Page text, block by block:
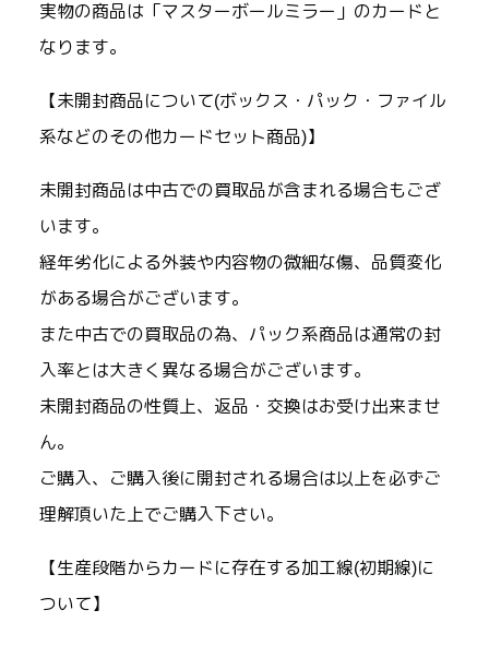
実物の商品は「マスターボールミラー」のカードと
なります。
【未開封商品について(ボックス・パック・ファイル
系などのその他カードセット商品)】
未開封商品は中古での買取品が含まれる場合もござ
います。
経年劣化による外装や内容物の微細な傷、品質変化
がある場合がございます。
また中古での買取品の為、パック系商品は通常の封
入率とは大きく異なる場合がございます。
未開封商品の性質上、返品・交換はお受け出来ませ
ん。
ご購入、ご購入後に開封される場合は以上を必ずご
理解頂いた上でご購入下さい。
【生産段階からカードに存在する加工線(初期線)に
ついて】